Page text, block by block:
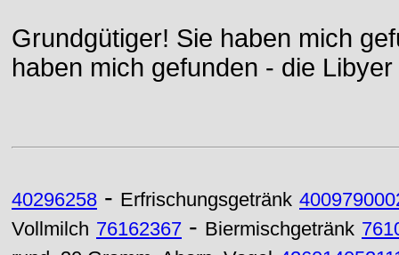
Grundgütiger! Sie haben mich
haben mich gefunden - die
40296258 - Erfrischungsgetränk
Vollmilch 76162367 - Biermischgetränk